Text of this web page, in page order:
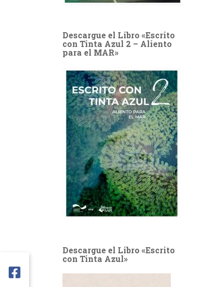
Descargue el Libro «Escrito
con Tinta Azul 2 – Aliento
para el MAR»
Descargue el Libro «Escrito
con Tinta Azul»